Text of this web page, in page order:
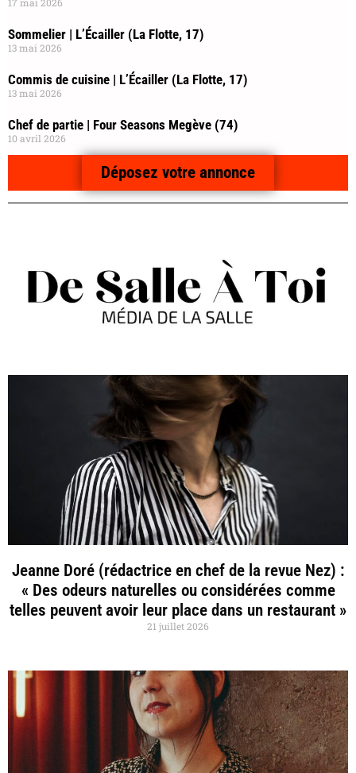
Sommelier | L’Écailler (La Flotte, 17)
13 mai 2026
Commis de cuisine | L’Écailler (La Flotte, 17)
13 mai 2026
Chef de partie | Four Seasons Megève (74)
10 avril 2026
Déposez votre annonce
Jeanne Doré (rédactrice en chef de la revue Nez) :
« Des odeurs naturelles ou considérées comme
telles peuvent avoir leur place dans un restaurant »
21 juillet 2026